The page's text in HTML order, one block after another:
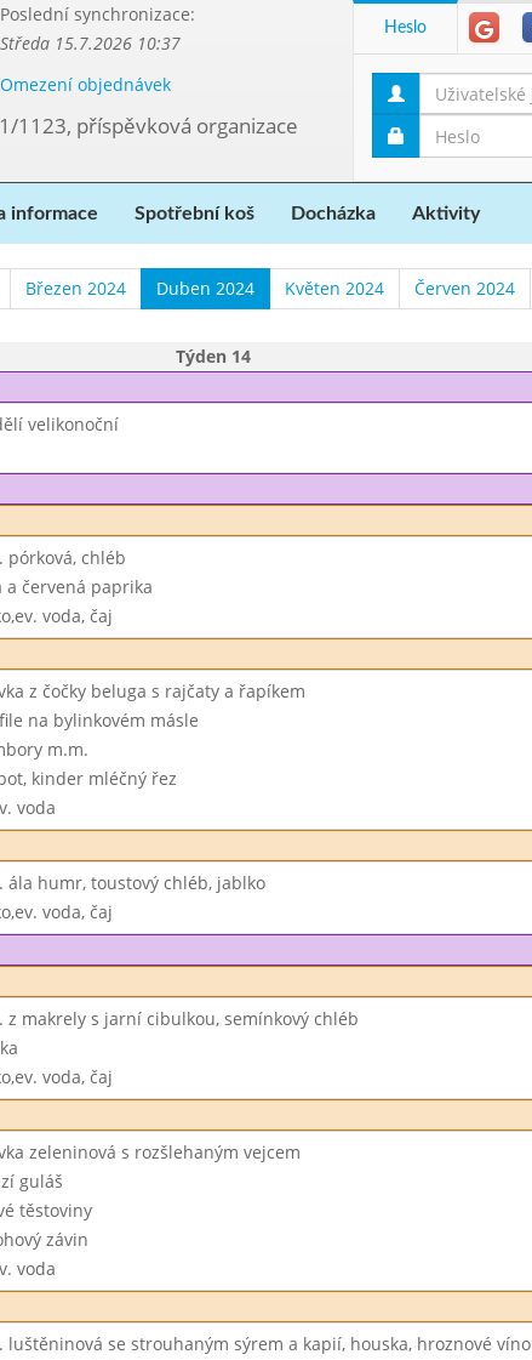
Poslední synchronizace:
Středa 15.7.2026 10:37
Omezení objednávek
1123, příspěvková organizace
Heslo
informace Spotřební koš Docházka Aktivity
Březen 2024 Duben 2024 Květen 2024 Červen 2024
Týden 14
velikonoční
pórková, chléb
a červená paprika
voda, čaj
z čočky beluga s rajčaty a řapíkem
na bylinkovém másle
m.m.
kinder mléčný řez
voda
ála humr, toustový chléb, jablko
voda, čaj
z makrely s jarní cibulkou, semínkový chléb
voda, čaj
zeleninová s rozšlehaným vejcem
guláš
těstoviny
závin
voda
luštěninová se strouhaným sýrem a kapií, houska, hroznové víno